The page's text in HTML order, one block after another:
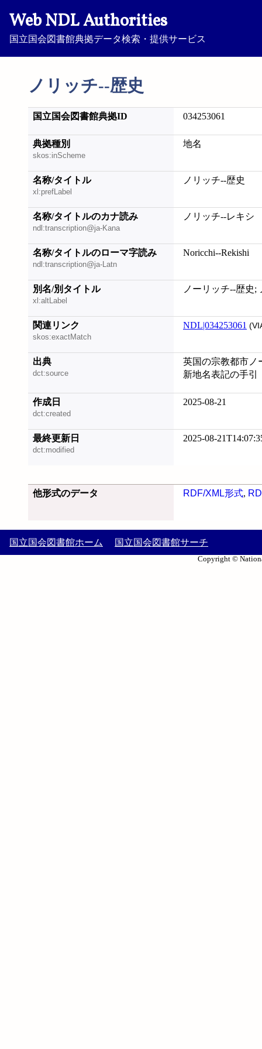
Web NDL Authorities
国立国会図書館典拠データ検索・提供サービス
ノリッチ--歴史
国立国会図書館典拠ID 034253061
典拠種別
skos:inScheme
地名
名称/タイトル
xl:prefLabel
ノリッチ--歴史
名称/タイトルのカナ読み
ndl:transcription@ja-Kana
ノリッチ--レキシ
名称/タイトルのローマ字読み
ndl:transcription@ja-Latn
Noricchi--Rekishi
別名/別タイトル
xl:altLabel
ノーリッチ--歴史;
関連リンク
skos:exactMatch
NDL|034253061
出典
dct:source
英国の宗教都市ノ
新地名表記の手引
作成日
dct:created
2025-08-21
最終更新日
dct:modified
2025-08-
他形式のデータ RDF/XML形式,
国立国会図書館ホーム 国立国会図書館サーチ
Copyright ©